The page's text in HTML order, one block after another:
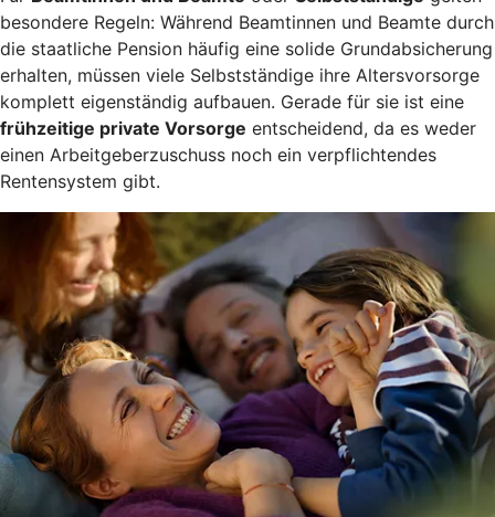
besondere Regeln: Während Beamtinnen und Beamte durch
die staatliche Pension häufig eine solide Grundabsicherung
erhalten, müssen viele Selbstständige ihre Altersvorsorge
komplett eigenständig aufbauen. Gerade für sie ist eine
frühzeitige private Vorsorge entscheidend, da es weder
einen Arbeitgeberzuschuss noch ein verpflichtendes
Rentensystem gibt.